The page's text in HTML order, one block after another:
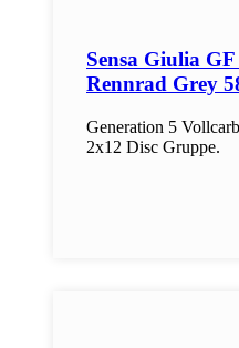
Sensa Giulia
Rennrad Grey
Generation 5
2x12 Disc Gruppe.